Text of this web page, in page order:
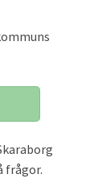
frågor.